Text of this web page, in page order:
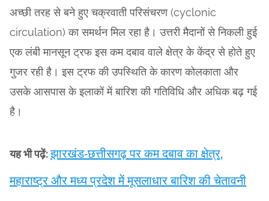
अच्छी तरह से बने हुए चक्रवाती परिसंचरण (cyclonic
circulation) का समर्थन मिल रहा है। उत्तरी मैदानों से निकली हुई
एक लंबी मानसून ट्रफ इस कम दबाव वाले क्षेत्र के केंद्र से होते हुए
गुजर रही है। इस ट्रफ की उपस्थिति के कारण कोलकाता और
उसके आसपास के इलाकों में बारिश की गतिविधि और अधिक बढ़ गई
है।
यह भी पढ़ें:झारखंड-छत्तीसगढ़ पर कम दबाव का क्षेत्र,
महाराष्ट्र और मध्य प्रदेश में मूसलाधार बारिश की चेतावनी